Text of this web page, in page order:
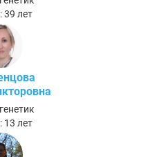
39 лет
13 лет